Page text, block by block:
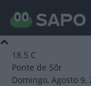
18.5 C
Ponte de Sôr
Domingo, Agosto 9,